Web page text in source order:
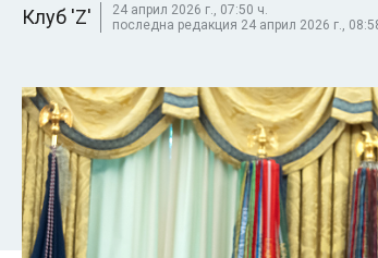
Клуб 'Z'
24 април 2026 г., 07:50 ч.
последна редакция 24 април 2026 г.,